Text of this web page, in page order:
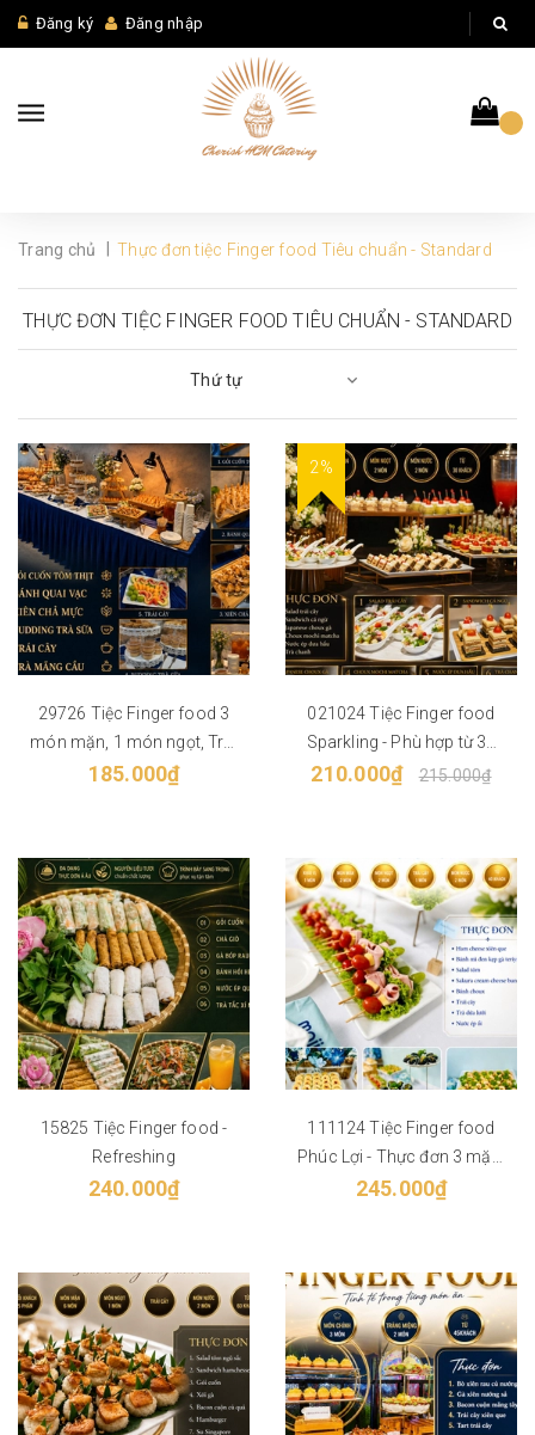
Đăng ký Đăng nhập
Trang chủ Thực đơn tiệc Finger food Tiêu chuẩn - Standard
THỰC ĐƠN TIỆC FINGER FOOD TIÊU CHUẨN - STANDARD
Thứ tự
29726 Tiệc Finger food 3
món mặn, 1 món ngọt, Trái
cây, Nước
185.000₫
2%
021024 Tiệc Finger food
Sparkling - Phù hợp từ 30
khách
210.000₫ 215.000₫
15825 Tiệc Finger food -
Refreshing
240.000₫
111124 Tiệc Finger food
Phúc Lợi - Thực đơn 3 mặn,
2 ngọt, Trái cây, 2 nước -
245.000₫